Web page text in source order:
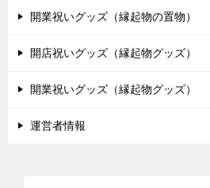
開業祝いグッズ（縁起物の置物）
開店祝いグッズ（縁起物グッズ）
開業祝いグッズ（縁起物グッズ）
運営者情報